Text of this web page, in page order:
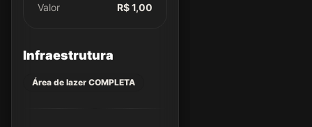
Valor
R$ 1,00
Infraestrutura
Área de lazer COMPLETA